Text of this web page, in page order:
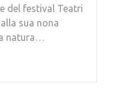
del festival Teatri
sua nona
natura…